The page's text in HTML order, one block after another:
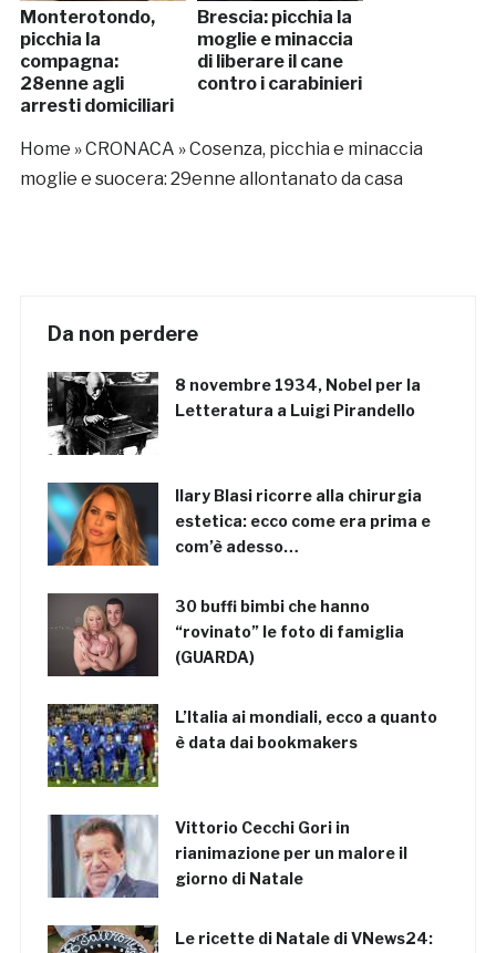
Monterotondo,
picchia la
compagna:
28enne agli
arresti domiciliari
Brescia: picchia la
moglie e minaccia
di liberare il cane
contro i carabinieri
Home »CRONACA »Cosenza, picchia e minaccia
moglie e suocera: 29enne allontanato da casa
Da non perdere
8 novembre 1934, Nobel per la
Letteratura a Luigi Pirandello
Ilary Blasi ricorre alla chirurgia
estetica: ecco come era prima e
com’è adesso…
30 buffi bimbi che hanno
“rovinato” le foto di famiglia
(GUARDA)
L’Italia ai mondiali, ecco a quanto
è data dai bookmakers
Vittorio Cecchi Gori in
rianimazione per un malore il
giorno di Natale
Le ricette di Natale di VNews24: